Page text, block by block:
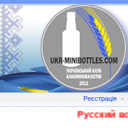
Реєстрація •
Русский